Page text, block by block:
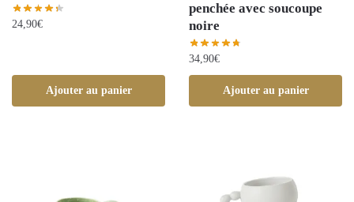
24,90€
Ajouter au panier
penchée avec soucoupe
noire
34,90€
Ajouter au panier